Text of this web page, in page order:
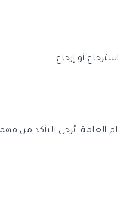
أو إرجاع.
العامة. يُرجى التأكد من